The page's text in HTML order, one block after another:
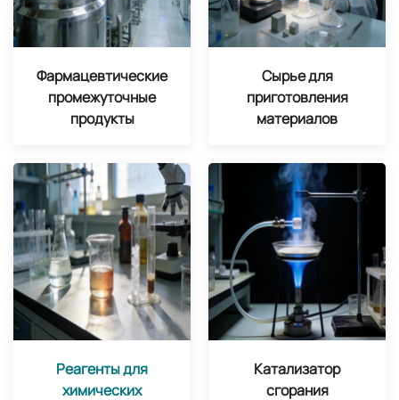
Фармацевтические
промежуточные
продукты
Сырье для
приготовления
материалов
Реагенты для
химических
Катализатор
сгорания